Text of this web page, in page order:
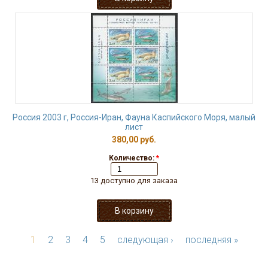
Россия 2003 г, Россия-Иран, Фауна Каспийского Моря, малый
лист
380,00 руб.
Количество: *
13 доступно для заказа
1 2 3 4 5 следующая › последняя »